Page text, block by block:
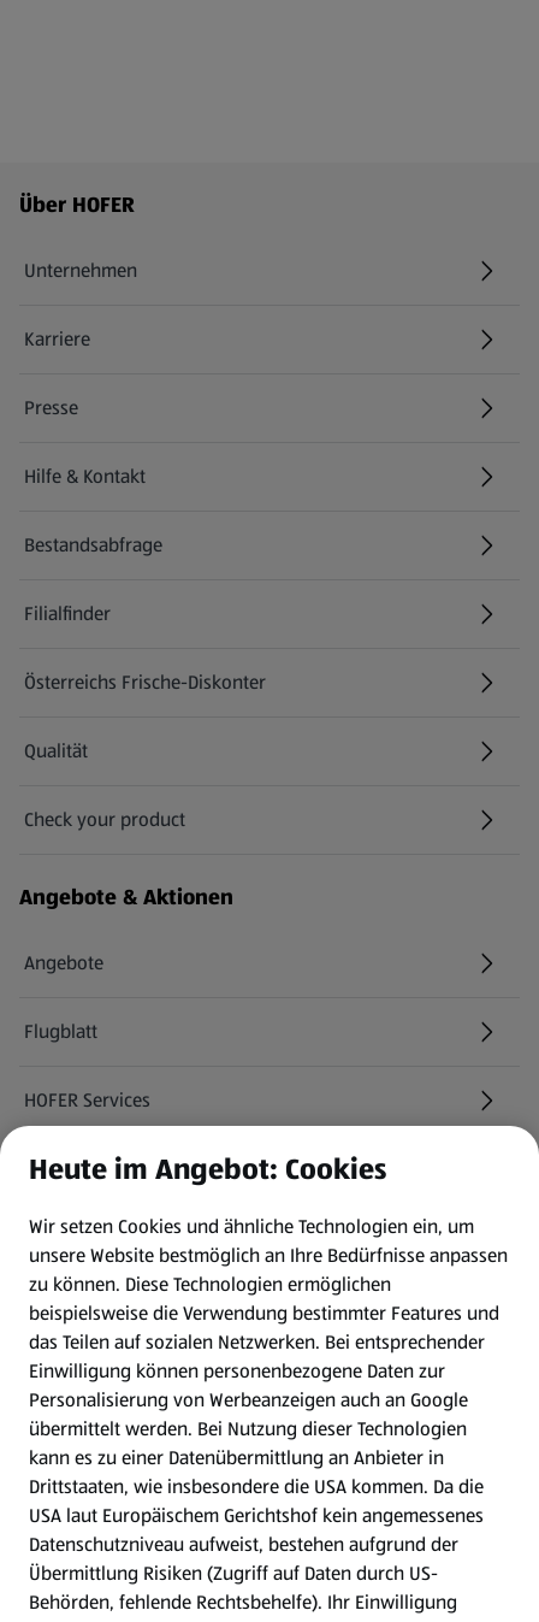
Fußzeilenmenü - weitere Links
Über HOFER
Unternehmen
Karriere
(öffnet in einem neuen Tab)
Presse
Hilfe & Kontakt
(öffnet in einem neuen Tab)
Bestandsabfrage
(öffnet in einem neuen Tab)
Filialfinder
Österreichs Frische-Diskonter
Qualität
Check your product
(öffnet in einem neuen Tab)
Angebote & Aktionen
Angebote
Flugblatt
HOFER Services
Newsletter
WhatsApp
Gewinnspiele
Mein HOFER. Meine Einkäufe.
Meine Meinung. Mein HOFER.
Gutscheingroßbestellung
(öffnet in einem neuen Tab)
Folge uns hier:
Heute im Angebot: Cookies
Wir setzen Cookies und ähnliche Technologien ein, um
unsere Website bestmöglich an Ihre Bedürfnisse anpassen
zu können. Diese Technologien ermöglichen
beispielsweise die Verwendung bestimmter Features und
das Teilen auf sozialen Netzwerken. Bei entsprechender
Einwilligung können personenbezogene Daten zur
Personalisierung von Werbeanzeigen auch an Google
übermittelt werden. Bei Nutzung dieser Technologien
kann es zu einer Datenübermittlung an Anbieter in
Drittstaaten, wie insbesondere die USA kommen. Da die
USA laut Europäischem Gerichtshof kein angemessenes
Datenschutzniveau aufweist, bestehen aufgrund der
Übermittlung Risiken (Zugriff auf Daten durch US-
Behörden, fehlende Rechtsbehelfe). Ihr Einwilligung